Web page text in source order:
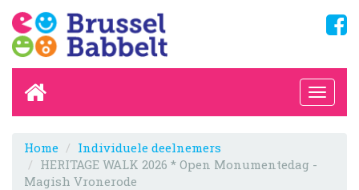
Home
Individuele deelnemers
HERITAGE WALK 2026 * Open Monumentedag -
Magish Vronerode